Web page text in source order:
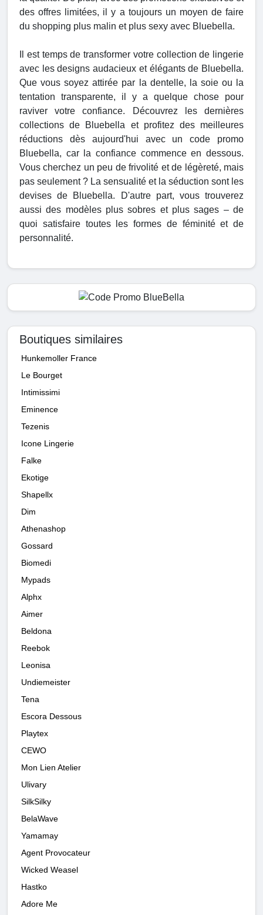
des offres limitées, il y a toujours un moyen de faire
du shopping plus malin et plus sexy avec Bluebella.
Il est temps de transformer votre collection de lingerie
avec les designs audacieux et élégants de Bluebella.
Que vous soyez attirée par la dentelle, la soie ou la
tentation transparente, il y a quelque chose pour
raviver votre confiance. Découvrez les dernières
collections de Bluebella et profitez des meilleures
réductions dès aujourd'hui avec un code promo
Bluebella, car la confiance commence en dessous.
Vous cherchez un peu de frivolité et de légèreté, mais
pas seulement ? La sensualité et la séduction sont les
devises de Bluebella. D'autre part, vous trouverez
aussi des modèles plus sobres et plus sages – de
quoi satisfaire toutes les formes de féminité et de
personnalité.
Boutiques similaires
Hunkemoller France
Le Bourget
Intimissimi
Eminence
Tezenis
Icone Lingerie
Falke
Ekotige
Shapellx
Dim
Athenashop
Gossard
Biomedi
Mypads
Alphx
Aimer
Beldona
Reebok
Leonisa
Undiemeister
Tena
Escora Dessous
Playtex
CEWO
Mon Lien Atelier
Ulivary
SilkSilky
BelaWave
Yamamay
Agent Provocateur
Wicked Weasel
Hastko
Adore Me